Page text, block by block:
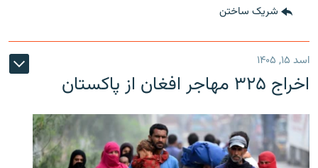
شریک ساختن
اسد ۱۵, ۱۴۰۵
اخراج ۳۲۵ مهاجر افغان از پاکستان